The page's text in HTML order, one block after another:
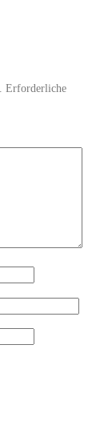
Erforderliche